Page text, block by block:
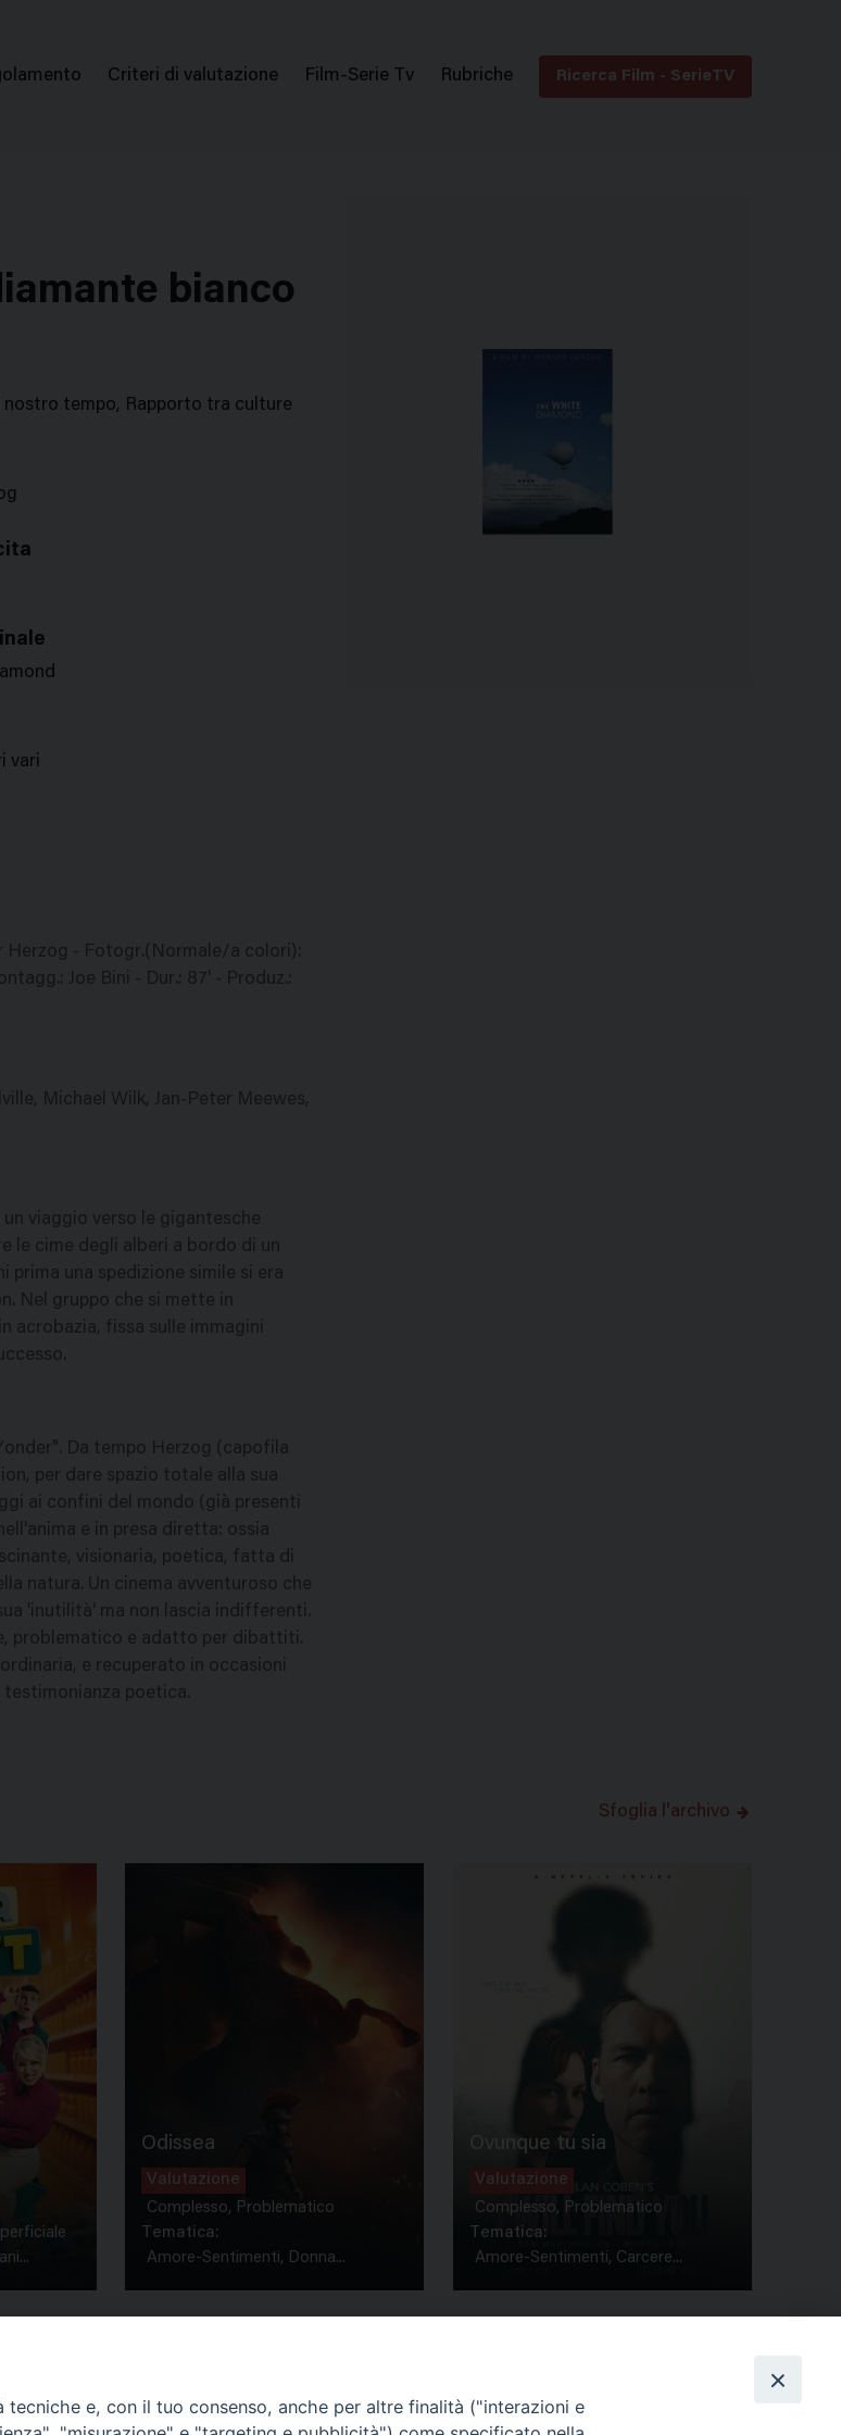
Criteri di valutazione Film-Serie Tv Rubriche Ricerca Film - SerieTV
bianco
tempo, Rapporto tra culture
vari
Herzog - Fotogr.(Normale/a colori):
Joe Bini - Dur.: 87' - Produz.:
Michael Wilk, Jan-Peter Meewes,
viaggio verso le gigantesche
le cime degli alberi a bordo di un
una spedizione simile si era
Nel gruppo che si mette in
acrobazia, fissa sulle immagini
Da tempo Herzog (capofila
per dare spazio totale alla sua
ai confini del mondo (già presenti
e in presa diretta: ossia
visionaria, poetica, fatta di
natura. Un cinema avventuroso che
'inutilità' ma non lascia indifferenti.
problematico e adatto per dibattiti.
e recuperato in occasioni
poetica.
Sfoglia l'archivo
Odissea
Valutazione
Complesso, Problematico
Tematica:
Amore-Sentimenti, Donna...
Ovunque tu sia
Valutazione
Complesso, Problematico
Tematica:
Amore-Sentimenti, Carcere...
e, con il tuo consenso, anche per altre finalità ("interazioni e